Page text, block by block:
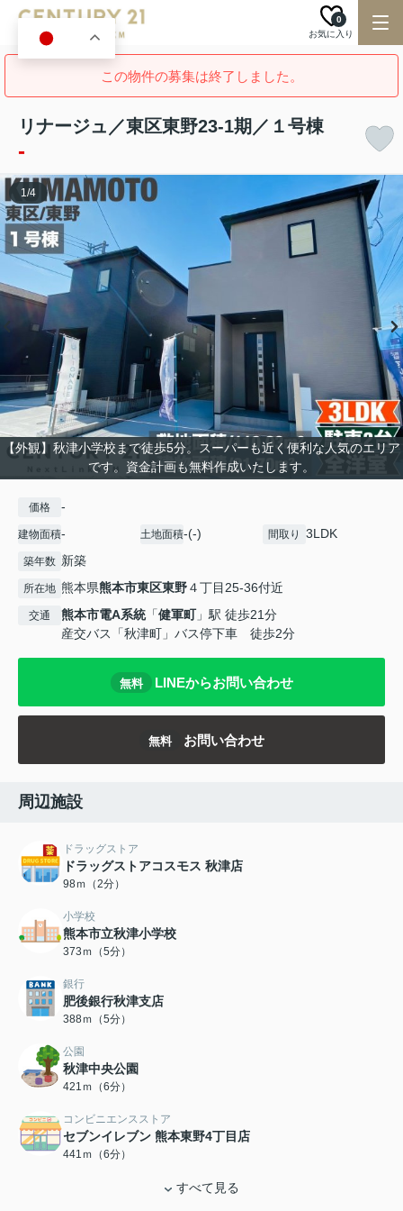
お気に入り
0
この物件の募集は終了しました。
リナージュ／東区東野23-1期／１号棟
-
【外観】秋津小学校まで徒歩5分。スーパーも近く便利な人気のエリア
です。資金計画も無料作成いたします。
1/4
価格 -
建物面積- 土地面積-(-) 間取り 3LDK
築年数 新築
所在地 熊本県熊本市東区東野４丁目25-36付近
交通 熊本市電A系統「健軍町」駅 徒歩21分
産交バス「秋津町」バス停下車 徒歩2分
無料 LINEからお問い合わせ
無料 お問い合わせ
周辺施設
ドラッグストア
ドラッグストアコスモス 秋津店
98ｍ（2分）
小学校
熊本市立秋津小学校
373ｍ（5分）
銀行
肥後銀行秋津支店
388ｍ（5分）
公園
秋津中央公園
421ｍ（6分）
コンビニエンスストア
セブンイレブン 熊本東野4丁目店
441ｍ（6分）
すべて見る